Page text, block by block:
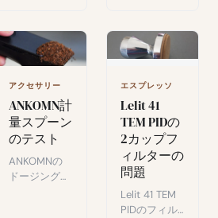
術を向上させ
る方法。
ラスチックの
妥協点あり。
強み、弱み、
アクセサリー
ANKOMN計
量スプーン
のテスト
ANKOMNの
ドージングス
エスプレッソ
Lelit 41
TEM PIDの
2カップフ
ィルターの
問題
Lelit 41 TEM
PIDのフィル